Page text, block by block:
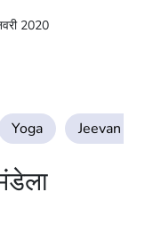
2020
Yoga Jeevan